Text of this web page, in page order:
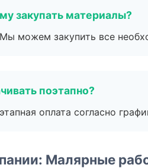
закупать материалы?
можем закупить все
поэтапно?
оплата согласно
Малярные